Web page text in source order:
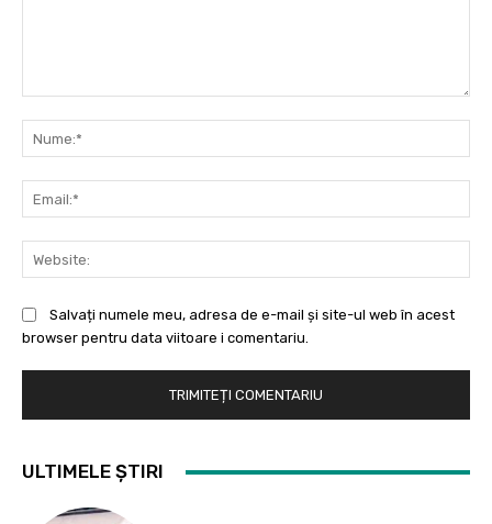
Salvați numele meu, adresa de e-mail și site-ul web în acest
browser pentru data viitoare i comentariu.
ULTIMELE ȘTIRI